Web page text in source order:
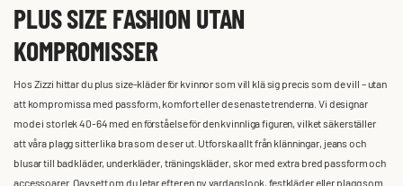
PLUS SIZE FASHION UTAN
KOMPROMISSER
Hos Zizzi hittar du plus size-kläder för kvinnor som vill klä sig precis som de vill – utan
att kompromissa med passform, komfort eller de senaste trenderna. Vi designar
mode i storlek 40-64 med en förståelse för den kvinnliga figuren, vilket säkerställer
att våra plagg sitter lika bra som de ser ut. Utforska allt från klänningar, jeans och
blusar till badkläder, underkläder, träningskläder, skor med extra bred passform och
accessoarer. Oavsett om du letar efter en ny vardagslook, festkläder eller plagg som